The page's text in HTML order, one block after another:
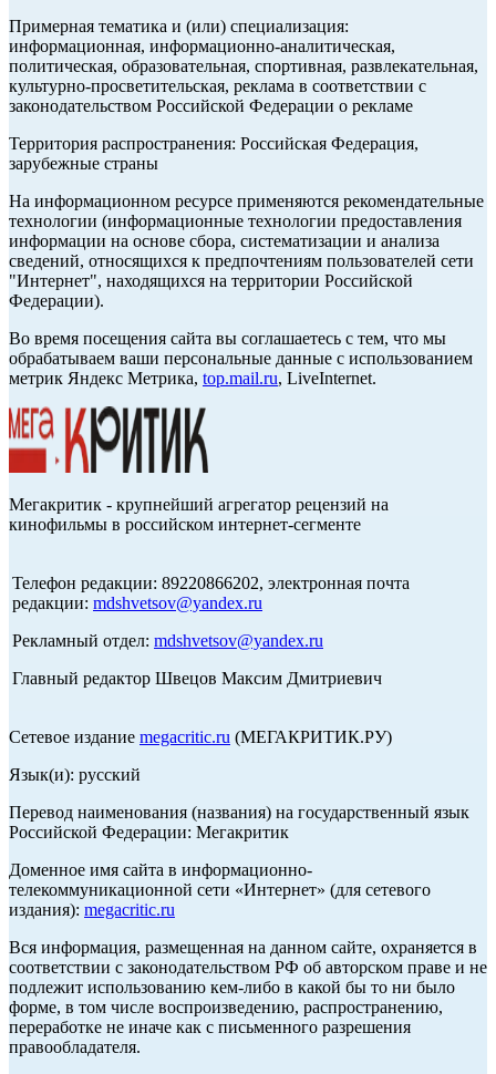
Примерная тематика и (или) специализация:
информационная, информационно-аналитическая,
политическая, образовательная, спортивная, развлекательная,
культурно-просветительская, реклама в соответствии с
законодательством Российской Федерации о рекламе
Территория распространения: Российская Федерация,
зарубежные страны
На информационном ресурсе применяются рекомендательные
технологии (информационные технологии предоставления
информации на основе сбора, систематизации и анализа
сведений, относящихся к предпочтениям пользователей сети
"Интернет", находящихся на территории Российской
Федерации).
Во время посещения сайта вы соглашаетесь с тем, что мы
обрабатываем ваши персональные данные с использованием
метрик Яндекс Метрика, top.mail.ru, LiveInternet.
Мегакритик - крупнейший агрегатор рецензий на
кинофильмы в российском интернет-сегменте
Телефон редакции: 89220866202, электронная почта
редакции: mdshvetsov@yandex.ru
Рекламный отдел: mdshvetsov@yandex.ru
Главный редактор Швецов Максим Дмитриевич
Сетевое издание megacritic.ru (МЕГАКРИТИК.РУ)
Язык(и): русский
Перевод наименования (названия) на государственный язык
Российской Федерации: Мегакритик
Доменное имя сайта в информационно-
телекоммуникационной сети «Интернет» (для сетевого
издания): megacritic.ru
Вся информация, размещенная на данном сайте, охраняется в
соответствии с законодательством РФ об авторском праве и не
подлежит использованию кем-либо в какой бы то ни было
форме, в том числе воспроизведению, распространению,
переработке не иначе как с письменного разрешения
правообладателя.